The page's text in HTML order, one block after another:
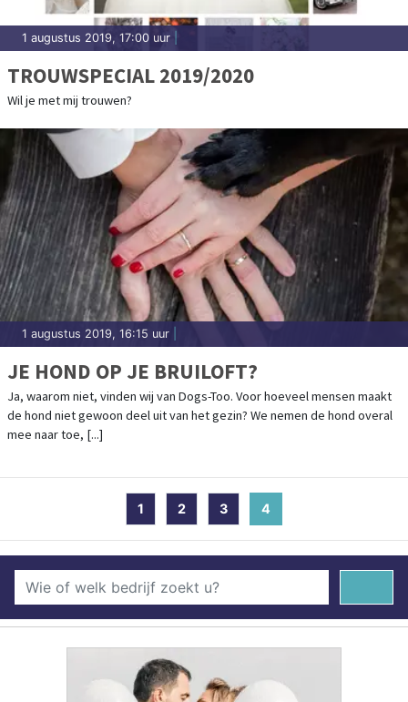
1 augustus 2019, 17:00 uur
TROUWSPECIAL 2019/2020
Wil je met mij trouwen?
1 augustus 2019, 16:15 uur
JE HOND OP JE BRUILOFT?
Ja, waarom niet, vinden wij van Dogs-Too. Voor hoeveel mensen maakt
de hond niet gewoon deel uit van het gezin? We nemen de hond overal
mee naar toe, [...]
1 2 3 4